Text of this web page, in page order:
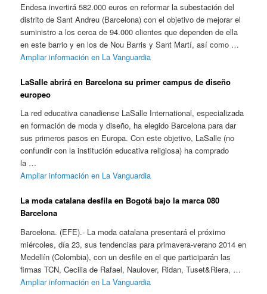
Endesa invertirá 582.000 euros en reformar la subestación del
distrito de Sant Andreu (Barcelona) con el objetivo de mejorar el
suministro a los cerca de 94.000 clientes que dependen de ella
en este barrio y en los de Nou Barris y Sant Martí, así como …
Ampliar información en La Vanguardia
LaSalle abrirá en Barcelona su primer campus de diseño
europeo
La red educativa canadiense LaSalle International, especializada
en formación de moda y diseño, ha elegido Barcelona para dar
sus primeros pasos en Europa. Con este objetivo, LaSalle (no
confundir con la institución educativa religiosa) ha comprado
la …
Ampliar información en La Vanguardia
La moda catalana desfila en Bogotá bajo la marca 080
Barcelona
Barcelona. (EFE).- La moda catalana presentará el próximo
miércoles, día 23, sus tendencias para primavera-verano 2014 en
Medellín (Colombia), con un desfile en el que participarán las
firmas TCN, Cecilia de Rafael, Naulover, Ridan, Tuset&Riera, …
Ampliar información en La Vanguardia